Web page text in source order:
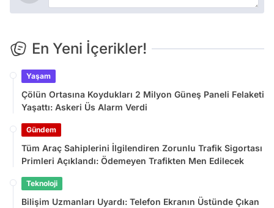
En Yeni İçerikler!
Yaşam
Çölün Ortasına Koydukları 2 Milyon Güneş Paneli Felaketi
Yaşattı: Askeri Üs Alarm Verdi
Gündem
Tüm Araç Sahiplerini İlgilendiren Zorunlu Trafik Sigortası
Primleri Açıklandı: Ödemeyen Trafikten Men Edilecek
Teknoloji
Bilişim Uzmanları Uyardı: Telefon Ekranın Üstünde Çıkan